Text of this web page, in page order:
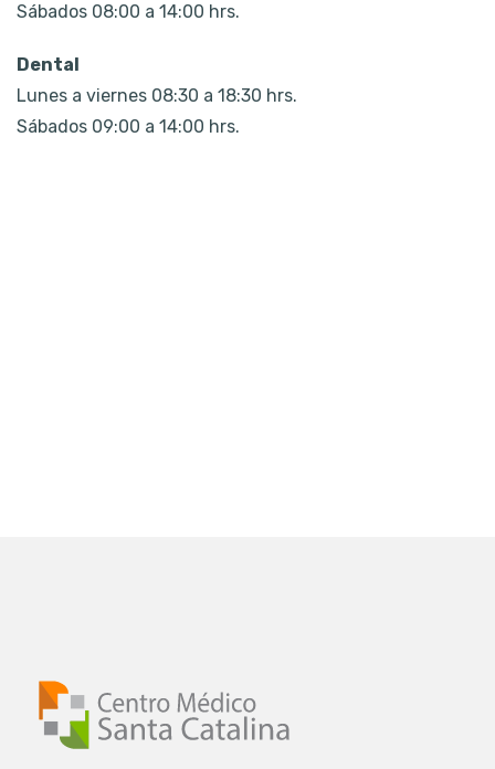
Sábados 08:00 a 14:00 hrs.
Dental
Lunes a viernes 08:30 a 18:30 hrs.
Sábados 09:00 a 14:00 hrs.